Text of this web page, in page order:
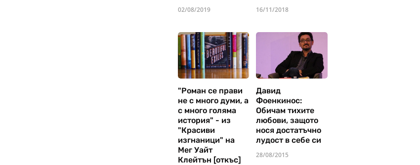
02/08/2019 16/11/2018
"Роман се прави
не с много думи, а
с много голяма
история" - из
"Красиви
изгнаници" на
Мег Уайт
Клейтън [откъс]
Давид
Фоенкинос:
Обичам тихите
любови, защото
нося достатъчно
лудост в себе си
28/08/2015